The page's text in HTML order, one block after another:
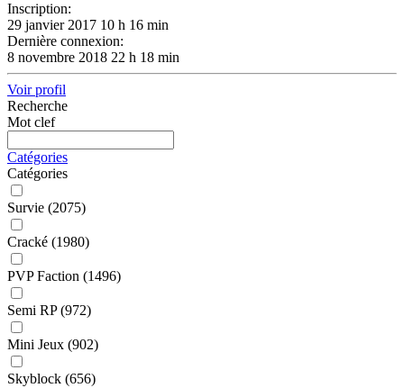
Inscription:
29 janvier 2017 10 h 16 min
Dernière connexion:
8 novembre 2018 22 h 18 min
Voir profil
Recherche
Mot clef
Catégories
Catégories
Survie (2075)
Cracké (1980)
PVP Faction (1496)
Semi RP(972)
Mini Jeux (902)
Skyblock (656)